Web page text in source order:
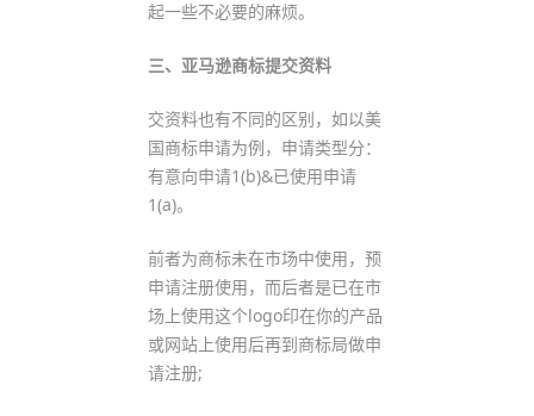
起一些不必要的麻烦。
三、亚马逊商标提交资料
交资料也有不同的区别，如以美
国商标申请为例，申请类型分：
有意向申请1(b)&已使用申请
1(a)。
前者为商标未在市场中使用，预
申请注册使用，而后者是已在市
场上使用这个logo印在你的产品
或网站上使用后再到商标局做申
请注册;